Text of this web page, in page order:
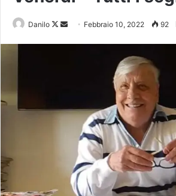
Danilo Febbraio 10, 2022 92